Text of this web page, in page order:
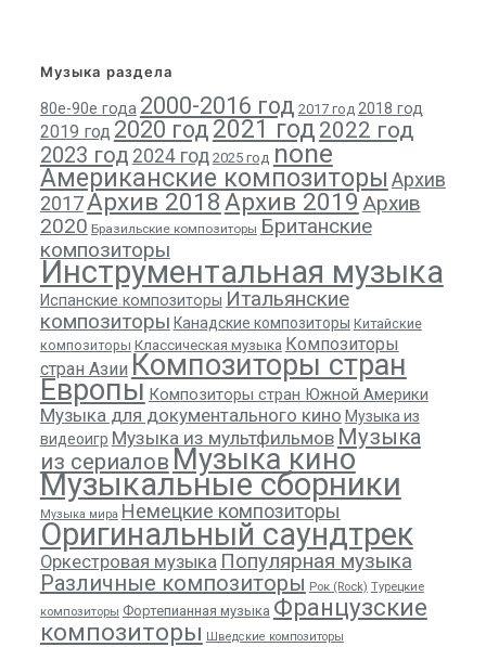
Музыка раздела
80е-90е года 2000-2016 год 2017 год 2018 год
2019 год 2020 год 2021 год 2022 год
2023 год 2024 год 2025 год none
Американские композиторы Архив
2017Архив 2018Архив 2019 Архив
2020 Бразильские композиторы Британские
композиторы
Инструментальная музыка
Испанские композиторы Итальянские
композиторы Канадские композиторы Китайские
композиторы Классическая музыка Композиторы
стран Азии Композиторы стран
Европы Композиторы стран Южной Америки
Музыка для документального кино Музыка из
видеоигр Музыка из мультфильмов Музыка
из сериалов Музыка кино
Музыкальные сборники
Музыка мира Немецкие композиторы
Оригинальный саундтрек
Оркестровая музыка Популярная музыка
Различные композиторы Рок (Rock) Турецкие
композиторы Фортепианная музыка Французские
композиторы Шведские композиторы